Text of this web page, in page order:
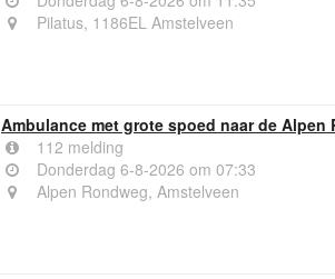
Pilatus, 1186EL Amstelveen
Ambulance met grote spoed naar de Alpen
112 melding
Donderdag 6-8-2026 om 07:33
Alpen Rondweg, Amstelveen